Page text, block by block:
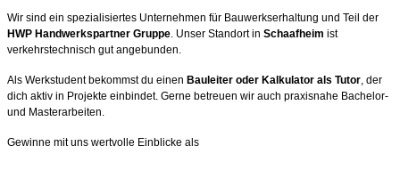
Wir sind ein spezialisiertes Unternehmen für Bauwerkserhaltung und Teil der
HWP Handwerkspartner Gruppe . Unser Standort in Schaafheim ist
verkehrstechnisch gut angebunden.
Als Werkstudent bekommst du einen Bauleiter oder Kalkulator als Tutor , der
dich aktiv in Projekte einbindet. Gerne betreuen wir auch praxisnahe Bachelor-
und Masterarbeiten.
Gewinne mit uns wertvolle Einblicke als